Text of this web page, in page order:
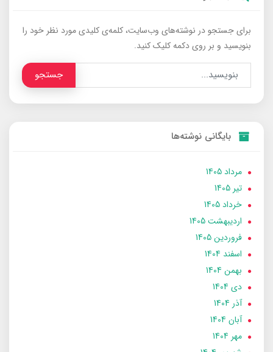
برای جستجو در نوشته‌های وب‌سایت، کلمه‌ی کلیدی مورد نظر خود را
بنویسید و بر روی دکمه کلیک کنید.
جستجو
بایگانی نوشته‌ها
مرداد 1405
تير 1405
خرداد 1405
ارديبهشت 1405
فروردین 1405
اسفند 1404
بهمن 1404
دی 1404
آذر 1404
آبان 1404
مهر 1404